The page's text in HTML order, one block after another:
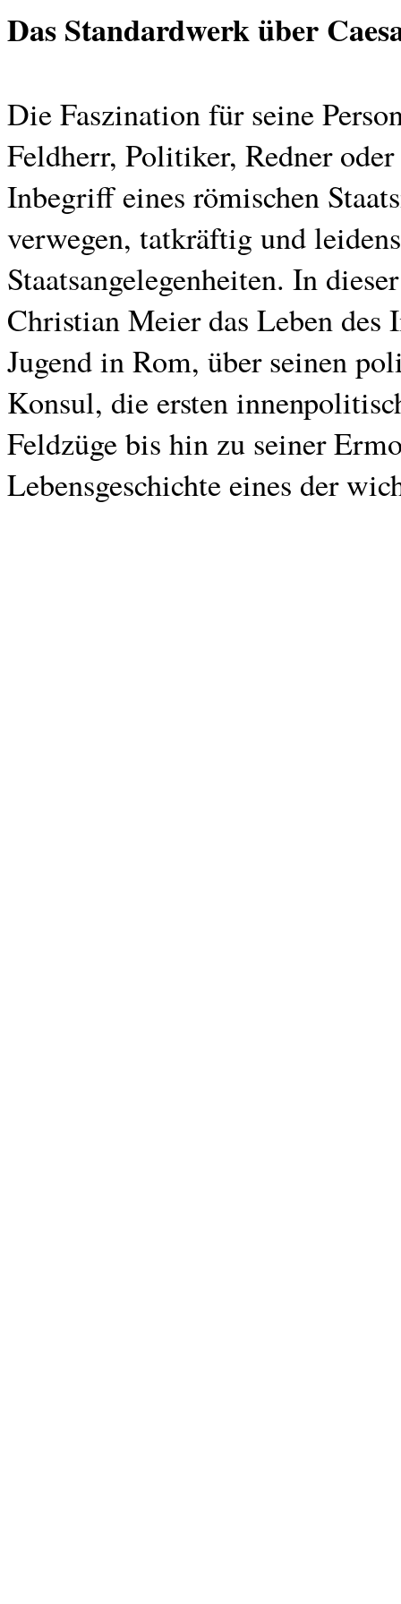
Das Standardwerk über
Die Faszination für seine
Feldherr, Politiker, Redner
Inbegriff eines römischen
verwegen, tatkräftig und
Staatsangelegenheiten. In
Christian Meier das Leben des
Jugend in Rom, über seinen
Konsul, die ersten
Feldzüge bis hin zu seiner
Lebensgeschichte eines der